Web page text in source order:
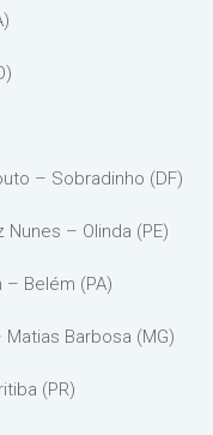
– Sobradinho (DF)
Nunes – Olinda (PE)
– Belém (PA)
Barbosa (MG)
(PR)